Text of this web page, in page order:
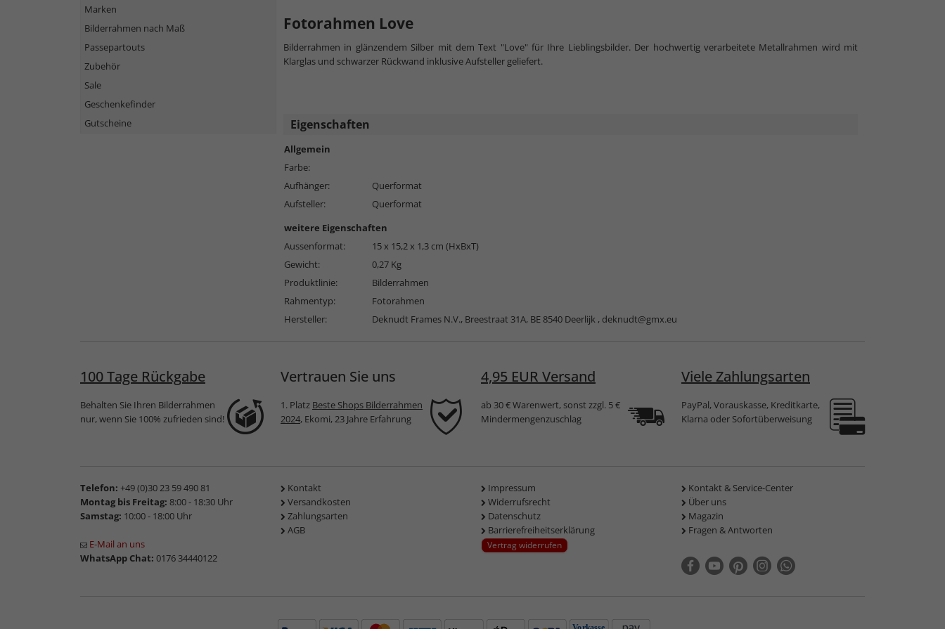
Fotorahmen Love
Bilderrahmen in glänzendem Silber mit dem Text "Love" für Ihre Lieblingsbilder. Der hochwertig verarbeitete Metallrahmen wird mit
Klarglas und schwarzer Rückwand inklusive Aufsteller geliefert.
Eigenschaften
Allgemein
Farbe:
Aufhänger:
Querformat
Aufsteller:
Querformat
weitere Eigenschaften
Aussenformat:
15 x 15,2 x 1,3 cm (HxBxT)
Gewicht:
0,27 Kg
Produktlinie:
Bilderrahmen
Rahmentyp:
Fotorahmen
Hersteller:
Deknudt Frames N.V., Breestraat 31A, BE 8540 Deerlijk , deknudt@gmx.eu
Marken
Bilderrahmen nach Maß
Passepartouts
Zubehör
Sale
Geschenkefinder
Gutscheine
100 Tage Rückgabe
Behalten Sie Ihren Bilderrahmen
nur, wenn Sie 100% zufrieden sind!
Vertrauen Sie uns
1. Platz Beste Shops Bilderrahmen
2024, Ekomi, 23 Jahre Erfahrung
4,95 EUR Versand
ab 30 € Warenwert, sonst zzgl. 5 €
Mindermengenzuschlag
Viele Zahlungsarten
PayPal, Vorauskasse, Kreditkarte,
Klarna oder Sofortüberweisung
Telefon: +49 (0)30 23 59 490 81
Montag bis Freitag: 8:00 - 18:30 Uhr
Samstag: 10:00 - 18:00 Uhr
E-Mail an uns
WhatsApp Chat: 0176 34440122
Kontakt
Versandkosten
Zahlungsarten
AGB
Impressum
Widerrufsrecht
Datenschutz
Barrierefreiheitserklärung
Vertrag widerrufen
Kontakt & Service-Center
Über uns
Magazin
Fragen & Antworten